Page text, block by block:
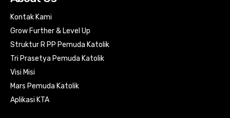
Kontak Kami
Grow Further & Level Up
Struktur R PP Pemuda Katolik
Tri Prasetya Pemuda Katolik
Visi Misi
Mars Pemuda Katolik
Aplikasi KTA